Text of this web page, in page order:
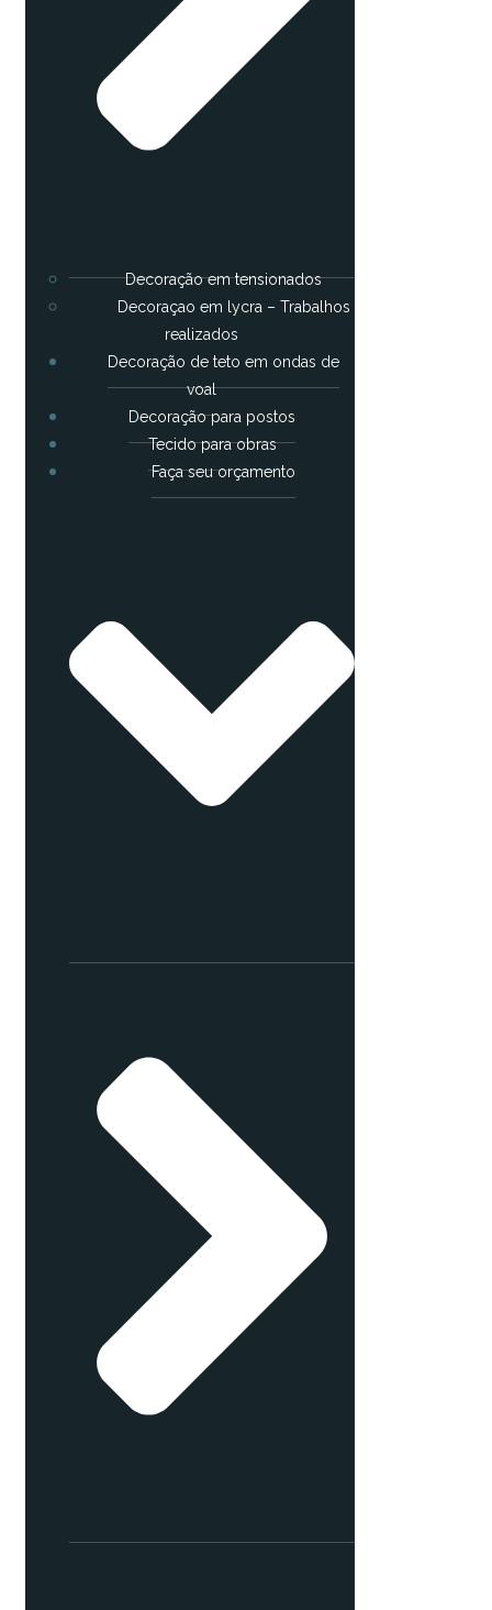
Decoração em tensionados
Decoraçao em lycra – Trabalhos
realizados
Decoração de teto em ondas de
voal
Decoração para postos
Tecido para obras
Faça seu orçamento